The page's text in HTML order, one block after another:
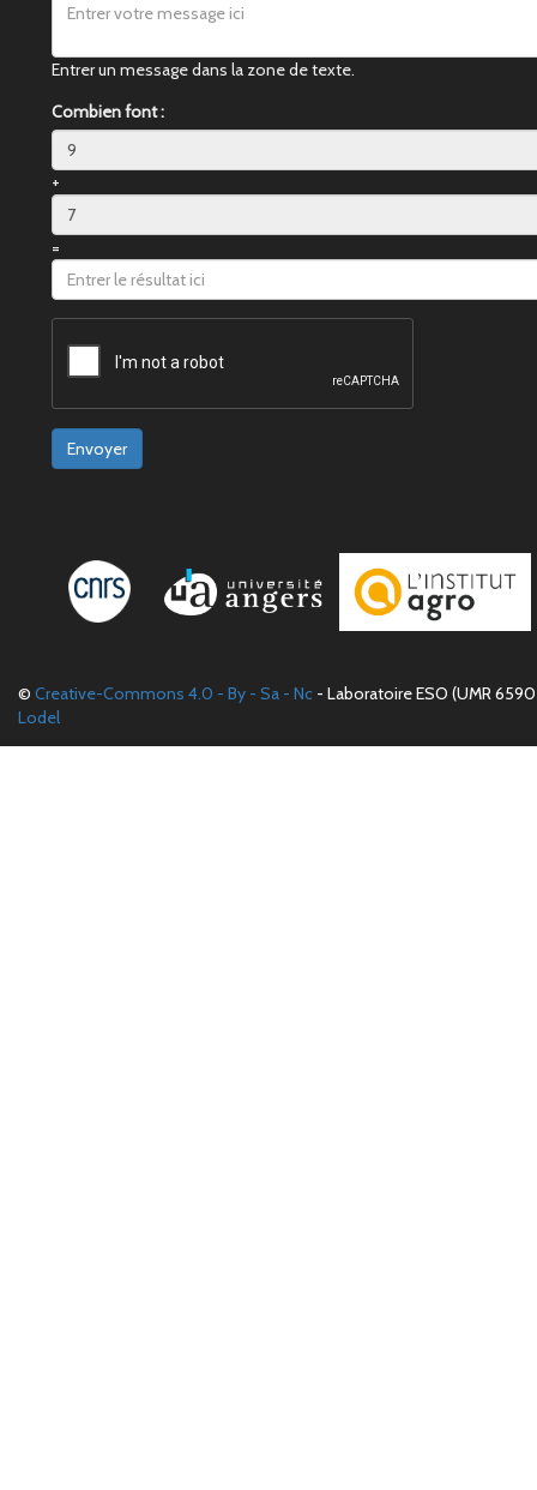
Entrer un message dans la zone de texte.
Combien font :
+
=
Envoyer
© Creative-Commons 4.0 - By - Sa - Nc - Laboratoire ESO (UMR
Lodel